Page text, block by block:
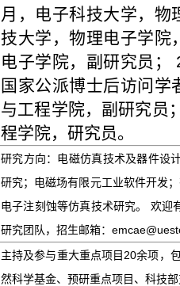
月，电子科技大学，物
技大学，物理电子学院
电子学院，副研究员；
国家公派博士后访问
与工程学院，副研究员
程学院，研究员。
研究方向：电磁仿真技术及器件设
研究；电磁场有限元工业软件开发
电子注刻蚀等仿真技术研究。 欢迎
研究团队，招生邮箱：
主持及参与重大重点项目20余项，
然科学基金、预研重点项目、科技